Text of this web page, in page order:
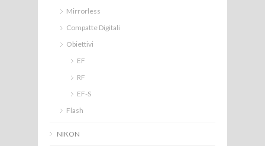
Mirrorless
Compatte Digitali
Obiettivi
EF
RF
EF-S
Flash
NIKON